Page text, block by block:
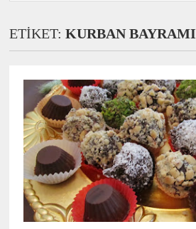
ETİKET:KURBAN BAYRAMI